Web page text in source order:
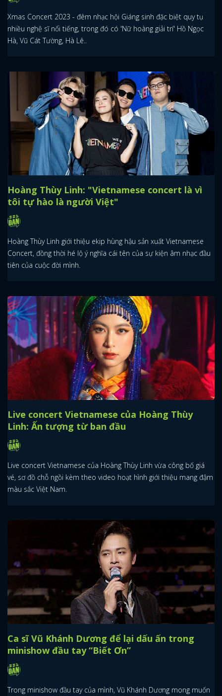
Xmas Concert 2023 - đêm nhạc hội Giáng sinh đặc biệt quy tụ
nhiều nghệ sĩ nổi tiếng, trong đó có 'Nữ hoàng giải trí' Hồ Ngọc
Hà, Vũ Cát Tường, Hà Lê..
Hoàng Thùy Linh: "Vietnamese concert là vì
tôi tự hào là người Việt"
Hoàng Thùy Linh giới thiệu ekip hùng hậu sản xuất Vietnamese
Concert, đồng thời hé lộ ý nghĩa cái tên của sự kiện âm nhạc đầu
tiên của cuộc đời mình.
Live concert Vietnamese của Hoàng Thùy
Linh: Ấn tượng từ ban đầu
Live concert Vietnamese của Hoàng Thùy Linh vừa công bố giá
vé, sơ đồ chỗ ngồi kèm theo video hoạt hình giới thiệu mang đậm
màu sắc Việt Nam.
Ca sĩ Vũ Khánh Dương để lại dấu ấn trong
minishow đầu tay “Biết Ơn”
Trong minishow đầu tay của mình, Vũ Khánh Dương mong muốn